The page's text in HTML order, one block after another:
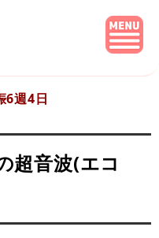
6週4日
超音波(エコ